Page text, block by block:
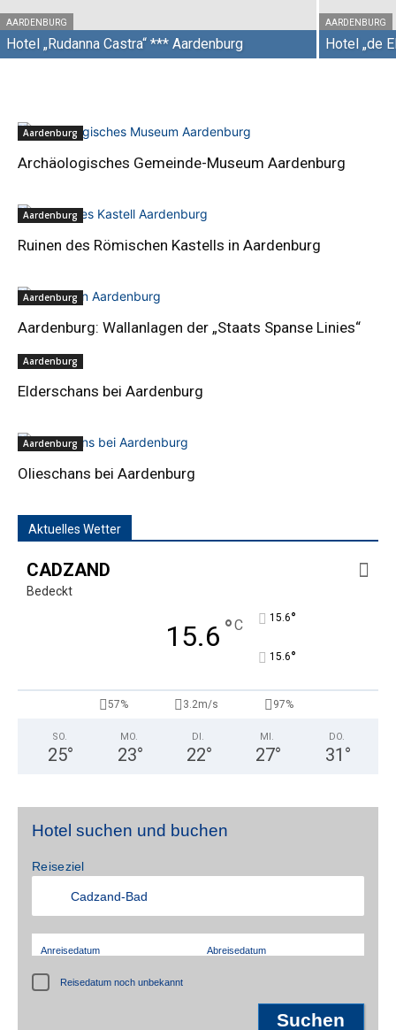
AARDENBURG
Hotel „Rudanna Castra“ *** Aardenburg
AARDENBURG
Hotel „de
Aardenburg
Archäologisches Gemeinde-Museum Aardenburg
Aardenburg
Ruinen des Römischen Kastells in Aardenburg
Aardenburg
Aardenburg: Wallanlagen der „Staats Spanse Linies“
Aardenburg
Elderschans bei Aardenburg
Aardenburg
Olieschans bei Aardenburg
Aktuelles Wetter
CADZAND
Bedeckt
15.6 °C 15.6°
15.6°
57% 3.2m/s 97%
SO.
25°
MO.
23°
DI.
22°
MI.
27°
DO.
31 °
Hotel suchen und buchen
Reiseziel
Anreisedatum Abreisedatum
Reisedatum noch unbekannt